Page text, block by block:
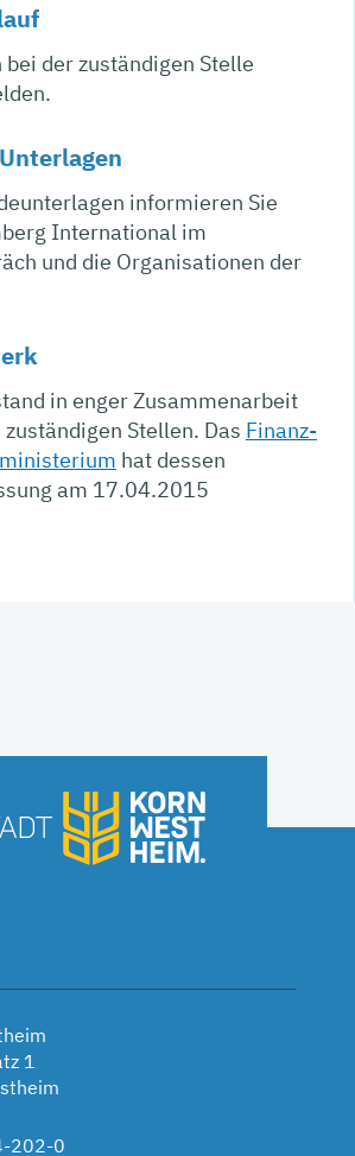
bei der zuständigen Stelle
informieren Sie
International im
und die Organisationen der
in enger Zusammenarbeit
Stellen. Das Finanz-
hat dessen
am 17.04.2015
1
202-0